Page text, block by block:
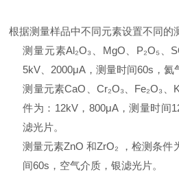
根据测量样品中不同元素设置不同的
测量元素Al₂O₃、MgO、P₂O₅、
5kV、2000μA，测量时间60s，氦
测量元素CaO、Cr₂O₃、Fe₂O₃
件为：12kV，800μA，测量时间
滤光片。
测量元素ZnO 和ZrO₂ ，检测条件
间60s，空气介质，银滤光片。